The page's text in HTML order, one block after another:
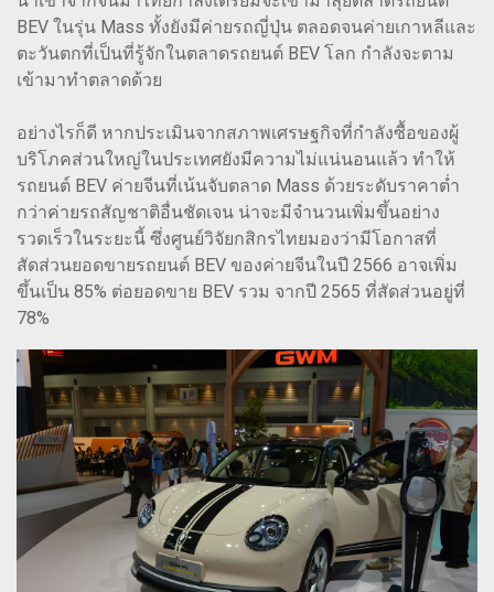
BEV ในรุ่น Mass ทั้งยังมีค่ายรถญี่ปุ่น ตลอดจนค่ายเกาหลีและ
ตะวันตกที่เป็นที่รู้จักในตลาดรถยนต์ BEV โลก กำลังจะตาม
เข้ามาทำตลาดด้วย
อย่างไรก็ดี หากประเมินจากสภาพเศรษฐกิจที่กำลังซื้อของผู้
บริโภคส่วนใหญ่ในประเทศยังมีความไม่แน่นอนแล้ว ทำให้
รถยนต์ BEV ค่ายจีนที่เน้นจับตลาด Mass ด้วยระดับราคาต่ำ
กว่าค่ายรถสัญชาติอื่นชัดเจน น่าจะมีจำนวนเพิ่มขึ้นอย่าง
รวดเร็วในระยะนี้ ซึ่งศูนย์วิจัยกสิกรไทยมองว่ามีโอกาสที่
สัดส่วนยอดขายรถยนต์ BEV ของค่ายจีนในปี 2566 อาจเพิ่ม
ขึ้นเป็น 85% ต่อยอดขาย BEV รวม จากปี 2565 ที่สัดส่วนอยู่ที่
78%